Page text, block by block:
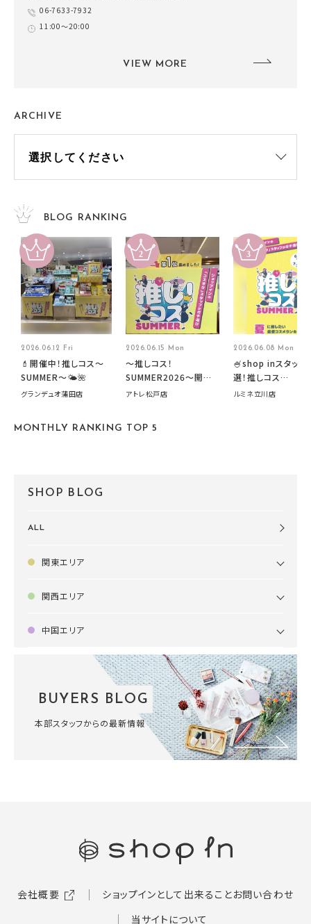
06-7633-7932
11:00～20:00
VIEW MORE
ARCHIVE
BLOG RANKING
2026.06.12 Fri
💄開催中！推しコス〜
SUMMER〜🌤️🌺
グランデュオ蒲田店
2026.06.15 Mon
～推しコス！
SUMMER2026～開催
中です！
アトレ松戸店
2026.06.08 Mon
🍧shop inスタッフ
選！推しコス
summer2026開催
ルミネ立川店
MONTHLY RANKING TOP 5
SHOP BLOG
ALL
関東エリア
関西エリア
中国エリア
BUYERS BLOG
本部スタッフからの最新情報
会社概要 ショップインとして出来ることお問い合わせ
当サイトについて